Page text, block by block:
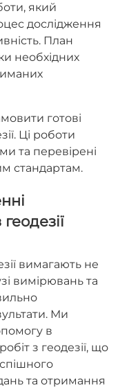
який
дослідження
План
необхідних
готові
Ці роботи
та перевірені
стандартам.
вимагають не
вимірювань та
Ми
в
з геодезії, що
та отримання